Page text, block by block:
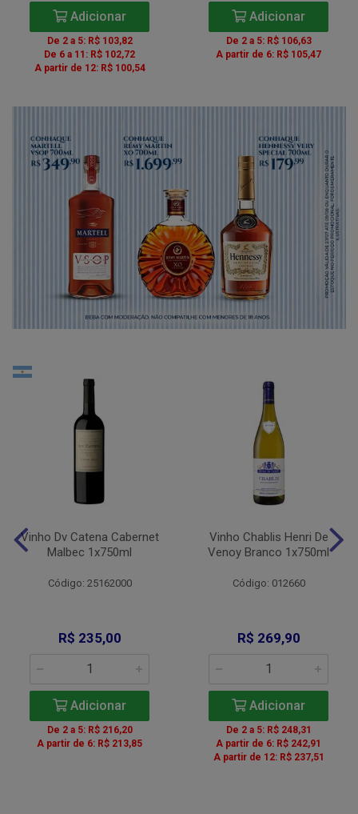
Adicionar
De 2 a 5: R$ 103,82
De 6 a 11: R$ 102,72
A partir de 12: R$ 100,54
Adicionar
De 2 a 5: R$ 106,63
A partir de 6: R$ 105,47
Vinho Dv Catena Cabernet
Malbec 1x750ml
Código: 25162000
R$ 235,00
Adicionar
De 2 a 5: R$ 216,20
A partir de 6: R$ 213,85
Vinho Chablis Henri De
Venoy Branco 1x750ml
Código: 012660
R$ 269,90
Adicionar
De 2 a 5: R$ 248,31
A partir de 6: R$ 242,91
A partir de 12: R$ 237,51